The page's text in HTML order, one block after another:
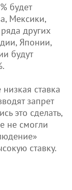
будет
Мексики,
других
Японии,
будут
ставка
запрет
это сделать,
не смогли
ставку.